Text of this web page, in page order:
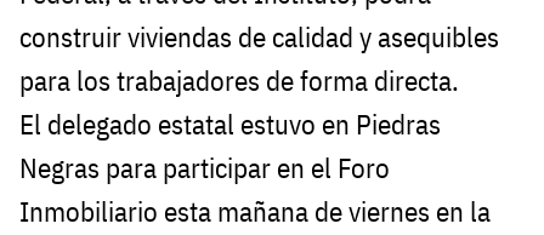
construir viviendas de calidad y asequibles
para los trabajadores de forma directa.
El delegado estatal estuvo en Piedras
Negras para participar en el Foro
Inmobiliario esta mañana de viernes en la